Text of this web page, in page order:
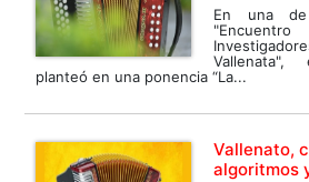
En una
planteó en una ponencia “La...
Vallenato,
algoritmos